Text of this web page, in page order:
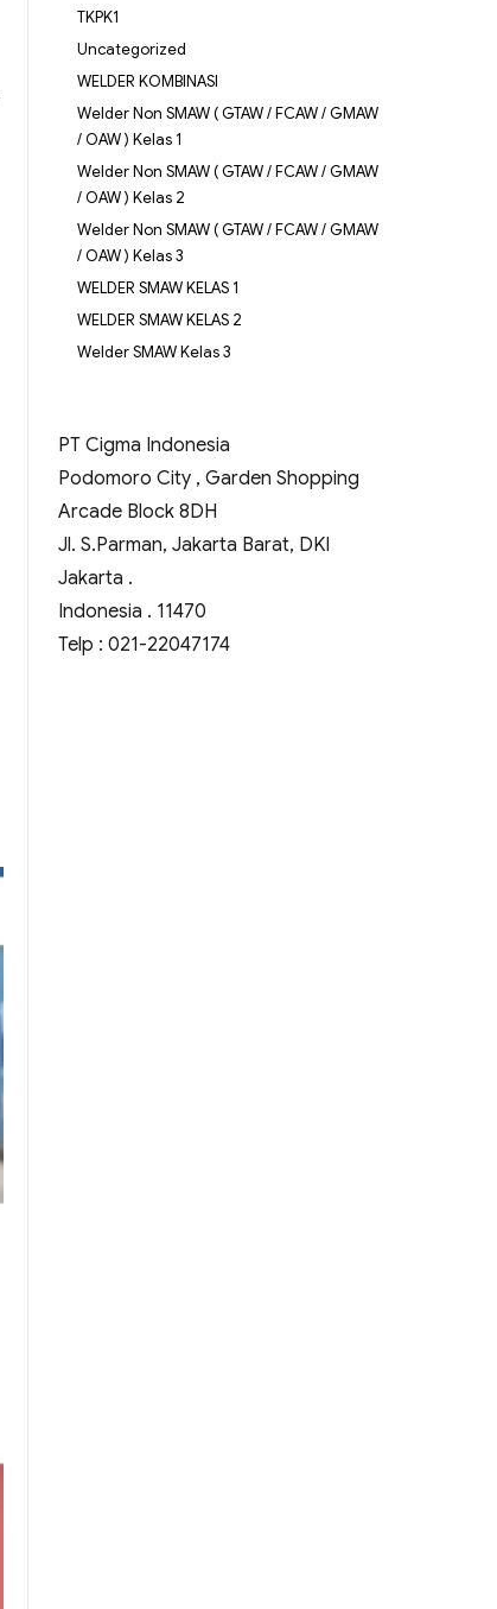
TKPK1
Uncategorized
WELDER KOMBINASI
Welder Non SMAW ( GTAW / FCAW / GMAW
/ OAW ) Kelas 1
Welder Non SMAW ( GTAW / FCAW / GMAW
/ OAW ) Kelas 2
Welder Non SMAW ( GTAW / FCAW / GMAW
/ OAW ) Kelas 3
WELDER SMAW KELAS 1
WELDER SMAW KELAS 2
Welder SMAW Kelas 3
PT Cigma Indonesia
Podomoro City , Garden Shopping
Arcade Block 8DH
Jl. S.Parman, Jakarta Barat, DKI
Jakarta .
Indonesia . 11470
Telp : 021-22047174